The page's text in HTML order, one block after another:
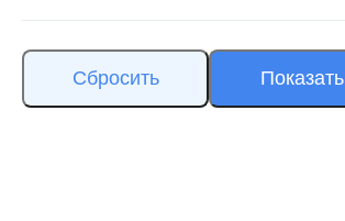
Сбросить Показать